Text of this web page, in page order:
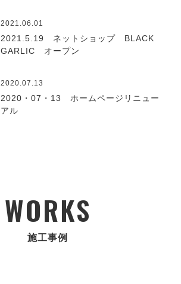
2021.06.01
2021.5.19 ネットショップ BLACK
GARLIC オープン
2020.07.13
2020・07・13 ホームページリニュー
アル
WORKS
施工事例